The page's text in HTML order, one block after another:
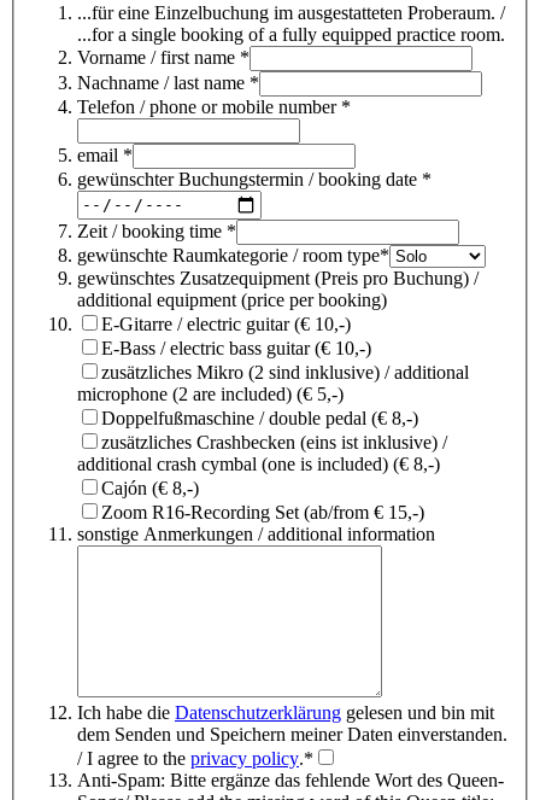
...für eine Einzelbuchung im ausgestatteten Proberaum. /
...for a single booking of a fully equipped practice room.
Vorname / first name *
Nachname / last name *
Telefon / phone or mobile number *
email *
gewünschter Buchungstermin / booking date *
Zeit / booking time *
gewünschte Raumkategorie / room type*
gewünschtes Zusatzequipment (Preis pro Buchung) /
additional equipment (price per booking)
E-Gitarre / electric guitar (€ 10,-)
E-Bass / electric bass guitar (€ 10,-)
zusätzliches Mikro (2 sind inklusive) / additional
microphone (2 are included) (€ 5,-)
Doppelfußmaschine / double pedal (€ 8,-)
zusätzliches Crashbecken (eins ist inklusive) /
additional crash cymbal (one is included) (€ 8,-)
Cajón (€ 8,-)
Zoom R16-Recording Set (ab/from € 15,-)
sonstige Anmerkungen / additional information
Ich habe die Datenschutzerklärung gelesen und bin mit
dem Senden und Speichern meiner Daten einverstanden.
/ I agree to the privacy policy.*
Anti-Spam: Bitte ergänze das fehlende Wort des Queen-